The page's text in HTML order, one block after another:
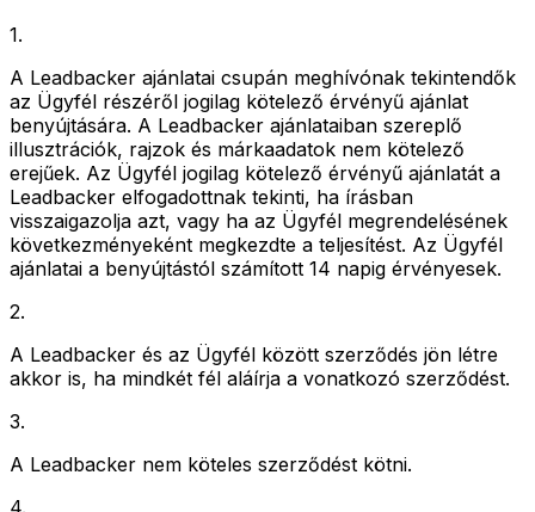
1.
A Leadbacker ajánlatai csupán meghívónak tekintendők
az Ügyfél részéről jogilag kötelező érvényű ajánlat
benyújtására. A Leadbacker ajánlataiban szereplő
illusztrációk, rajzok és márkaadatok nem kötelező
erejűek. Az Ügyfél jogilag kötelező érvényű ajánlatát a
Leadbacker elfogadottnak tekinti, ha írásban
visszaigazolja azt, vagy ha az Ügyfél megrendelésének
következményeként megkezdte a teljesítést. Az Ügyfél
ajánlatai a benyújtástól számított 14 napig érvényesek.
2.
A Leadbacker és az Ügyfél között szerződés jön létre
akkor is, ha mindkét fél aláírja a vonatkozó szerződést.
3.
A Leadbacker nem köteles szerződést kötni.
4.